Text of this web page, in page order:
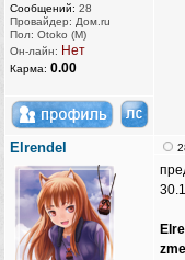
Сообщений: 28
Провайдер: Дом.ru
Пол: Otoko (M)
Он-лайн: Нет
Карма: 0.00
Elrendel